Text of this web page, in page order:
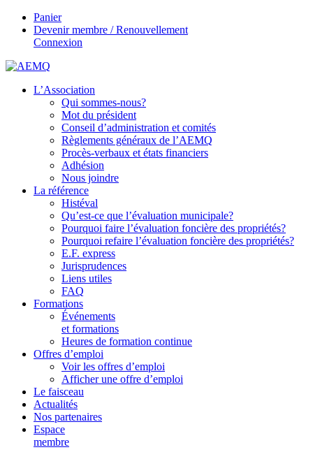
Panier
Devenir membre / Renouvellement
Connexion
L’Association
Qui sommes-nous?
Mot du président
Conseil d’administration et comités
Règlements généraux de l’AEMQ
Procès-verbaux et états financiers
Adhésion
Nous joindre
La référence
Histéval
Qu’est-ce que l’évaluation municipale?
Pourquoi faire l’évaluation foncière des propriétés?
Pourquoi refaire l’évaluation foncière des propriétés?
E.F. express
Jurisprudences
Liens utiles
FAQ
Formations
Événements
et formations
Heures de formation continue
Offres d’emploi
Voir les offres d’emploi
Afficher une offre d’emploi
Le faisceau
Actualités
Nos partenaires
Espace
membre